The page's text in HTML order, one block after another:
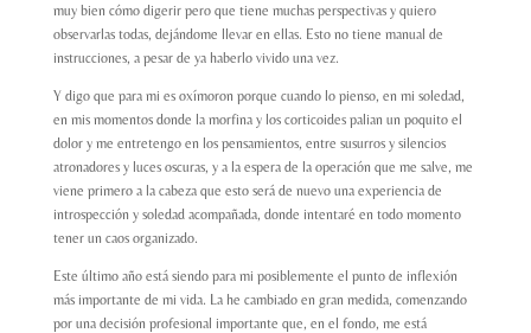
muy bien cómo digerir pero que tiene muchas perspectivas y quiero
observarlas todas, dejándome llevar en ellas. Esto no tiene manual de
instrucciones, a pesar de ya haberlo vivido una vez.
Y digo que para mi es oxímoron porque cuando lo pienso, en mi soledad,
en mis momentos donde la morfina y los corticoides palian un poquito el
dolor y me entretengo en los pensamientos, entre susurros y silencios
atronadores y luces oscuras, y a la espera de la operación que me salve, me
viene primero a la cabeza que esto será de nuevo una experiencia de
introspección y soledad acompañada, donde intentaré en todo momento
tener un caos organizado.
Este último año está siendo para mi posiblemente el punto de inflexión
más importante de mi vida. La he cambiado en gran medida, comenzando
por una decisión profesional importante que, en el fondo, me está